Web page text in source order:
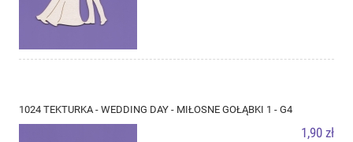
1024 TEKTURKA - WEDDING DAY - MIŁOSNE GOŁĄBKI 1 - G4
1,90 zł